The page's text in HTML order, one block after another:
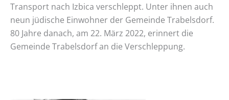
Transport nach Izbica verschleppt. Unter ihnen auch
neun jüdische Einwohner der Gemeinde Trabelsdorf.
80 Jahre danach, am 22. März 2022, erinnert die
Gemeinde Trabelsdorf an die Verschleppung.